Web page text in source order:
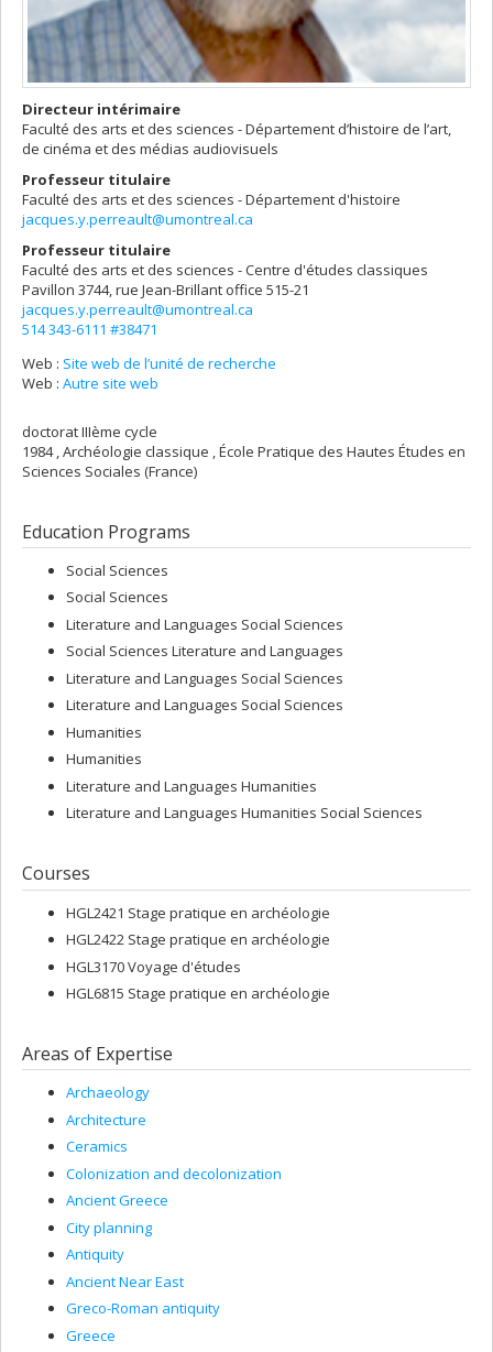
Directeur intérimaire
Faculté des arts et des sciences - Département d’histoire de l’art,
de cinéma et des médias audiovisuels
Professeur titulaire
Faculté des arts et des sciences - Département d'histoire
jacques.y.perreault@umontreal.ca
Professeur titulaire
Faculté des arts et des sciences - Centre d'études classiques
Pavillon 3744, rue Jean-Brillant office 515-21
jacques.y.perreault@umontreal.ca
514 343-6111 #38471
Web : Site web de l’unité de recherche
Web : Autre site web
doctorat IIIème cycle
1984 , Archéologie classique , École Pratique des Hautes Études en
Sciences Sociales (France)
Education Programs
Social Sciences
Social Sciences
Literature and Languages Social Sciences
Social Sciences Literature and Languages
Literature and Languages Social Sciences
Literature and Languages Social Sciences
Humanities
Humanities
Literature and Languages Humanities
Literature and Languages Humanities Social Sciences
Courses
HGL2421 Stage pratique en archéologie
HGL2422 Stage pratique en archéologie
HGL3170 Voyage d'études
HGL6815 Stage pratique en archéologie
Areas of Expertise
Archaeology
Architecture
Ceramics
Colonization and decolonization
Ancient Greece
City planning
Antiquity
Ancient Near East
Greco-Roman antiquity
Greece